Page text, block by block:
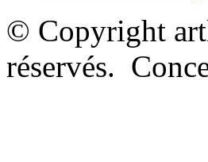
© Copyright
réservés.